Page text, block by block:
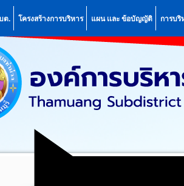
ต. โครงสร้างการบริหาร แผน เเละ ข้อบัญญัติ การบริ